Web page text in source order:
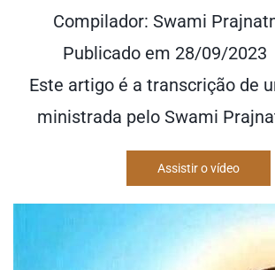
Compilador: Swami
Publicado em 28/09/
Este artigo é a transcrição de
ministrada pelo Swami
Assistir o vídeo